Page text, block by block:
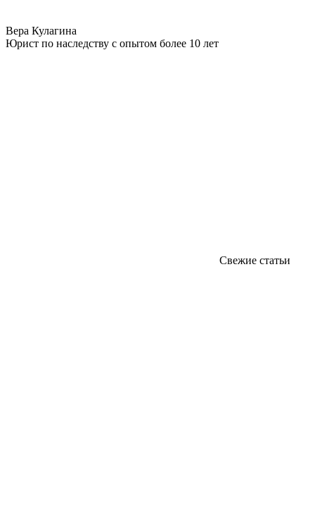
Вера Кулагина
Юрист по наследству с опытом более 10 лет
Свежие статьи